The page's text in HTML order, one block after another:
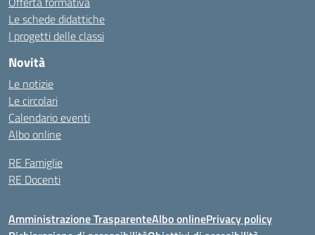
Le schede didattiche
I progetti delle classi
Novità
Le notizie
Le circolari
Calendario eventi
Albo online
RE Famiglie
RE Docenti
Amministrazione TrasparenteAlbo onlinePrivacy policy